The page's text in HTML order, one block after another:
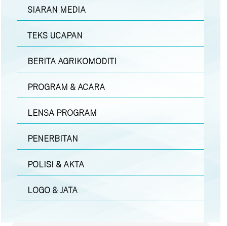
SIARAN MEDIA
TEKS UCAPAN
BERITA AGRIKOMODITI
PROGRAM & ACARA
LENSA PROGRAM
PENERBITAN
POLISI & AKTA
LOGO & JATA